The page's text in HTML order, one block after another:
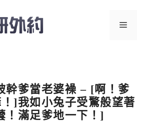
選
幹爹當老婆襙 – [啊！爹
]我如小兔子受驚般望著
！滿足爹地一下！]